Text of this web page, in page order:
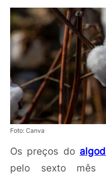
Foto: Canva
Os preços do
pelo sexto mês